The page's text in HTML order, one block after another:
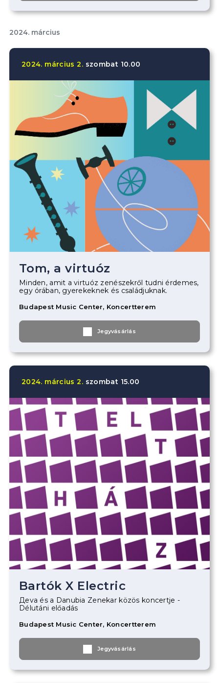
2024. március
2024. március 2. szombat 10.00
Tom, a virtuóz
Minden, amit a virtuóz zenészekről tudni érdemes,
egy órában, gyerekeknek és családjuknak.
Budapest Music Center, Koncertterem
Jegyvásárlás
2024. március 2. szombat 15.00
Bartók X Electric
Дeva és a Danubia Zenekar közös koncertje -
Délutáni előadás
Budapest Music Center, Koncertterem
Jegyvásárlás